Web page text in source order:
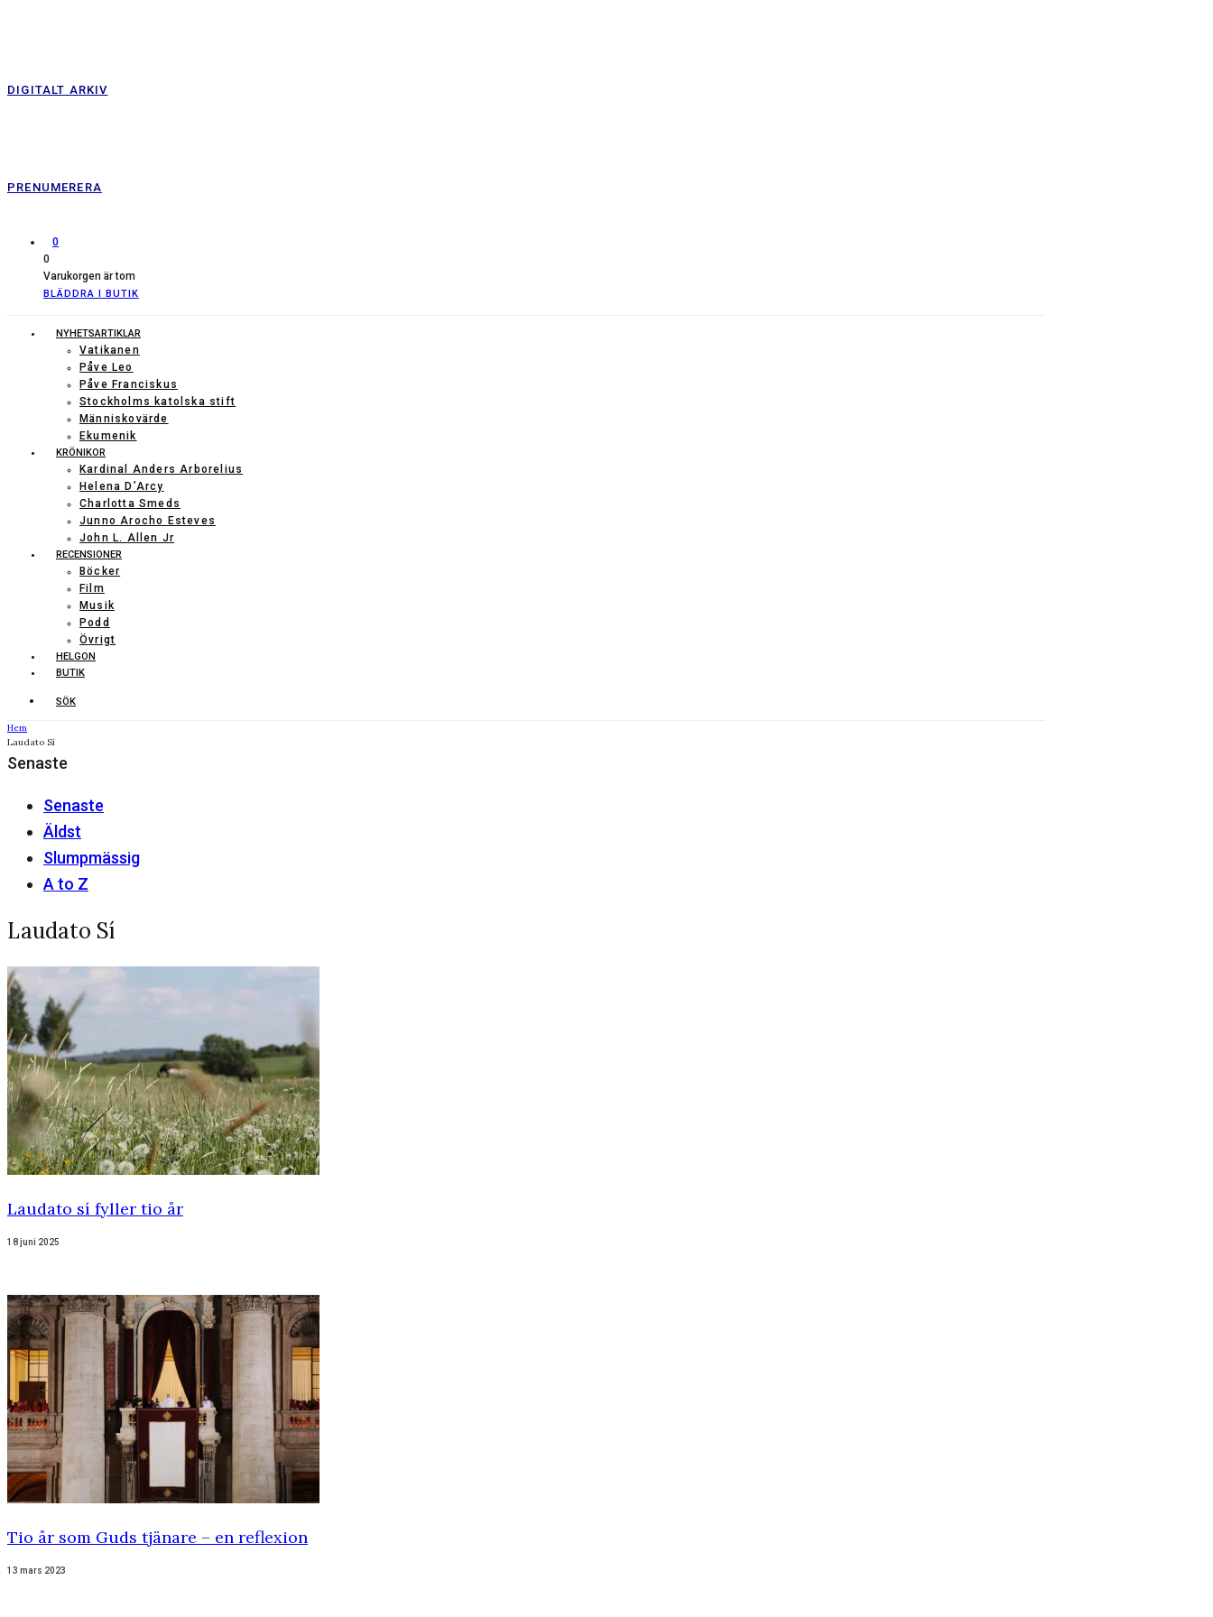
DIGITALT ARKIV
PRENUMERERA
0
0
Varukorgen är tom
BLÄDDRA I BUTIK
NYHETSARTIKLAR
Vatikanen
Påve Leo
Påve Franciskus
Stockholms katolska stift
Människovärde
Ekumenik
KRÖNIKOR
Kardinal Anders Arborelius
Helena D’Arcy
Charlotta Smeds
Junno Arocho Esteves
John L. Allen Jr
RECENSIONER
Böcker
Film
Musik
Podd
Övrigt
HELGON
BUTIK
SÖK
Hem
Laudato Sí
Senaste
Senaste
Äldst
Slumpmässig
A to Z
Laudato Sí
Laudato sí fyller tio år
18 juni 2025
Tio år som Guds tjänare – en reflexion
13 mars 2023